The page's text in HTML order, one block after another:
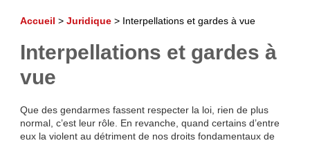
Accueil > Juridique> Interpellations et gardes à vue
Interpellations et gardes à
vue
Que des gendarmes fassent respecter la loi, rien de plus
normal, c’est leur rôle. En revanche, quand certains d’entre
eux la violent au détriment de nos droits fondamentaux de